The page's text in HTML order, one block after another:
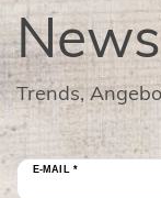
Trends,
E-MAIL *